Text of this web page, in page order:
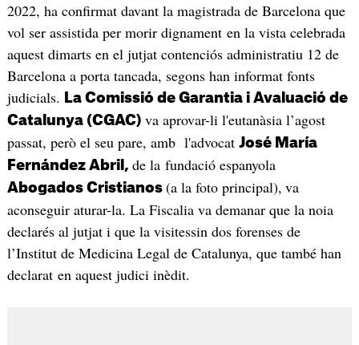
2022, ha confirmat davant la magistrada de Barcelona que
vol ser assistida per morir dignament en la vista celebrada
aquest dimarts en el jutjat contenciós administratiu 12 de
Barcelona a porta tancada, segons han informat fonts
judicials.
La Comissió de Garantia i Avaluació de
Catalunya (CGAC)va aprovar-li l'eutanàsia l’agost
passat, però el seu pare, amb l'advocat José María
Fernández Abril, de la fundació espanyola
Abogados Cristianos (a la foto principal), va
aconseguir aturar-la. La Fiscalia va demanar que la noia
declarés al jutjat i que la visitessin dos forenses de
l’Institut de Medicina Legal de Catalunya, que també han
declarat en aquest judici inèdit.